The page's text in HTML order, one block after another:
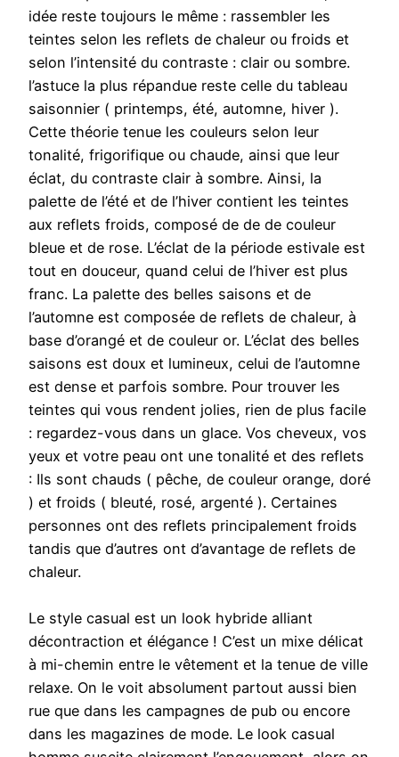
idée reste toujours le même : rassembler les
teintes selon les reflets de chaleur ou froids et
selon l’intensité du contraste : clair ou sombre.
l’astuce la plus répandue reste celle du tableau
saisonnier ( printemps, été, automne, hiver ).
Cette théorie tenue les couleurs selon leur
tonalité, frigorifique ou chaude, ainsi que leur
éclat, du contraste clair à sombre. Ainsi, la
palette de l’été et de l’hiver contient les teintes
aux reflets froids, composé de de de couleur
bleue et de rose. L’éclat de la période estivale est
tout en douceur, quand celui de l’hiver est plus
franc. La palette des belles saisons et de
l’automne est composée de reflets de chaleur, à
base d’orangé et de couleur or. L’éclat des belles
saisons est doux et lumineux, celui de l’automne
est dense et parfois sombre. Pour trouver les
teintes qui vous rendent jolies, rien de plus facile
: regardez-vous dans un glace. Vos cheveux, vos
yeux et votre peau ont une tonalité et des reflets
: Ils sont chauds ( pêche, de couleur orange, doré
) et froids ( bleuté, rosé, argenté ). Certaines
personnes ont des reflets principalement froids
tandis que d’autres ont d’avantage de reflets de
chaleur.
Le style casual est un look hybride alliant
décontraction et élégance ! C’est un mixe délicat
à mi-chemin entre le vêtement et la tenue de ville
relaxe. On le voit absolument partout aussi bien
rue que dans les campagnes de pub ou encore
dans les magazines de mode. Le look casual